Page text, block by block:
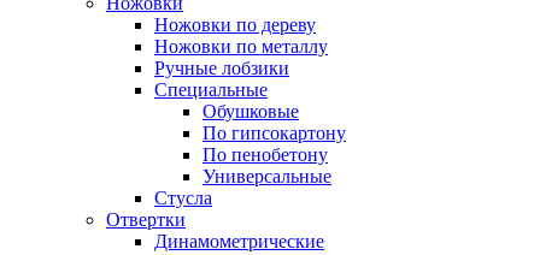
Ножовки по дереву
Ножовки по металлу
Ручные лобзики
Специальные
Обушковые
По гипсокартону
По пенобетону
Универсальные
Стусла
Отвертки
Динамометрические